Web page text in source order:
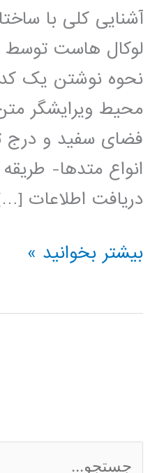
محیط ویرایشگر
فضای سفید و
انواع متدها-
دریافت اطلاعات
فیلم
فارسی
بیشتر بخوانید »